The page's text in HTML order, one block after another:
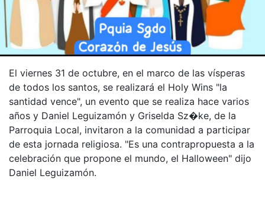
El viernes 31 de octubre, en el marco de las vísperas
de todos los santos, se realizará el Holy Wins "la
santidad vence", un evento que se realiza hace varios
años y Daniel Leguizamón y Griselda Sz�ke, de la
Parroquia Local, invitaron a la comunidad a participar
de esta jornada religiosa. "Es una contrapropuesta a la
celebración que propone el mundo, el Halloween" dijo
Daniel Leguizamón.